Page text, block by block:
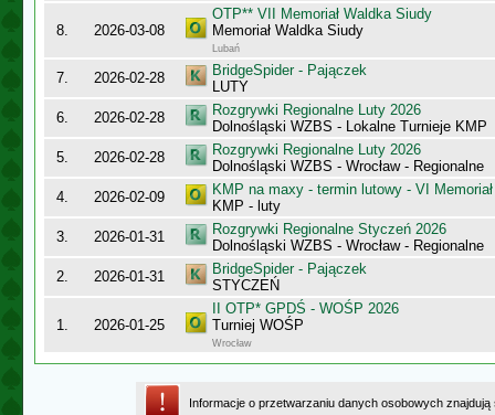
8. 2026-03-08
OTP** VII Memoriał Waldka Siudy
Memoriał Waldka Siudy
Lubań
7. 2026-02-28
BridgeSpider - Pajączek
LUTY
6.
2026-02-28
Rozgrywki Regionalne Luty 2026
Dolnośląski WZBS - Lokalne Turnieje KMP
5.
2026-02-28
Rozgrywki Regionalne Luty 2026
Dolnośląski WZBS - Wrocław - Regionalne
4.
2026-02-09
KMP na maxy - termin lutowy - VI
KMP - luty
3.
2026-01-31
Rozgrywki Regionalne Styczeń 2026
Dolnośląski WZBS - Wrocław - Regionalne
2.
2026-01-31
BridgeSpider - Pajączek
STYCZEŃ
1. 2026-01-25
II OTP* GPDŚ - WOŚP 2026
Turniej WOŚP
Wrocław
Informacje o przetwarzaniu danych osobowych